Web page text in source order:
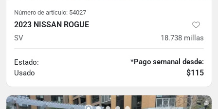
Número de artículo: 54027
2023 NISSAN ROGUE
SV 18.738 millas
Estado:
Usado
*Pago semanal desde:
$115